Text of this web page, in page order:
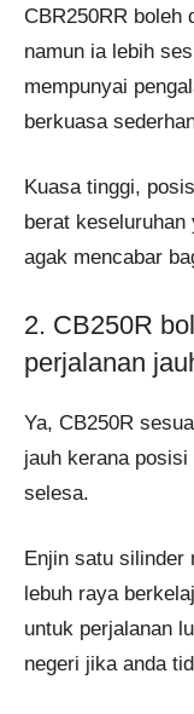
CBR250RR boleh
namun ia lebih
mempunyai
berkuasa
Kuasa tinggi,
berat
agak mencabar
2. CB250R
perjalanan
Ya, CB250R
jauh kerana
selesa.
Enjin satu silinder
lebuh raya
untuk perjalanan
negeri jika anda